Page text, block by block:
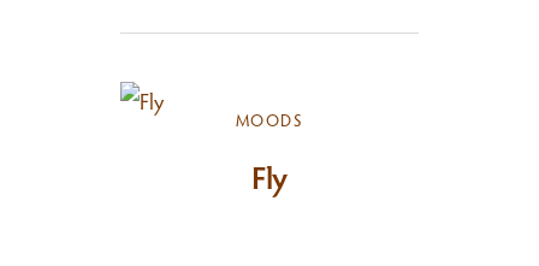
MOODS
Fly